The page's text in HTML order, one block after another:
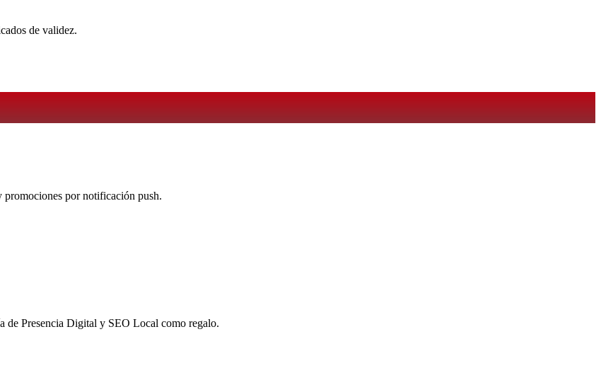
de validez.
promociones por notificación push.
de Presencia Digital y SEO Local como regalo.